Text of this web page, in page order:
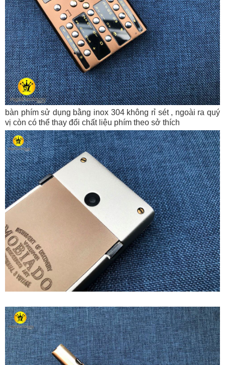
bàn phím sử dụng bằng inox 304 không rỉ sét , ngoài ra quý
vị còn có thể thay đổi chất liệu phím theo sở thích